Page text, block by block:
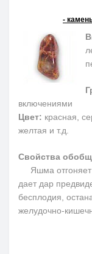
-
включениями
Цвет: красная,
желтая и т.д.
Свойства
Яшма отгоняет
дает дар
бесплодия,
желудочно-